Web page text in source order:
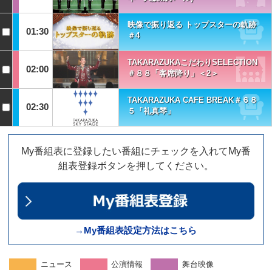
01:30
映像で振り返る トップスターの軌跡
＃4
02:00
TAKARAZUKAこだわりSELECTION
＃８８「客席降り」＜2＞
02:30
TAKARAZUKA CAFE BREAK＃６８
５「礼真琴」
My番組表に登録したい番組にチェックを入れてMy番
組表登録ボタンを押してください。
→My番組表設定方法はこちら
ニュース 公演情報
舞台映像